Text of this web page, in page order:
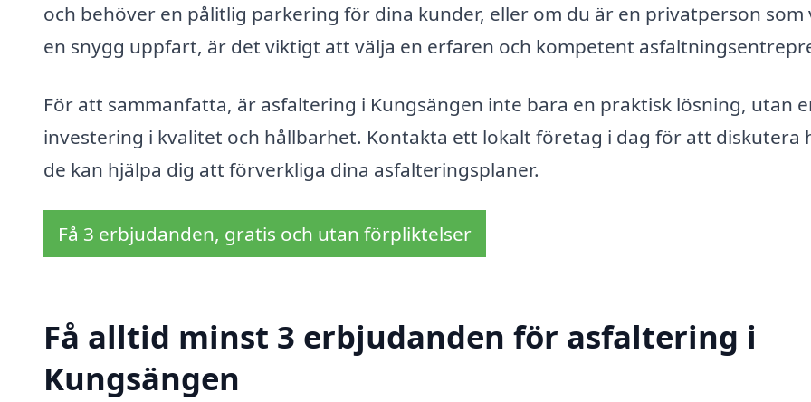
och behöver en pålitlig parkering för dina kunder, eller om du är en privatperson som
en snygg uppfart, är det viktigt att välja en erfaren och kompetent
För att sammanfatta, är asfaltering i Kungsängen inte bara en praktisk lösning, utan
investering i kvalitet och hållbarhet. Kontakta ett lokalt företag i dag för att diskutera
de kan hjälpa dig att förverkliga dina asfalteringsplaner.
Få 3 erbjudanden, gratis och utan förpliktelser
Få alltid minst 3 erbjudanden för asfaltering i
Kungsängen